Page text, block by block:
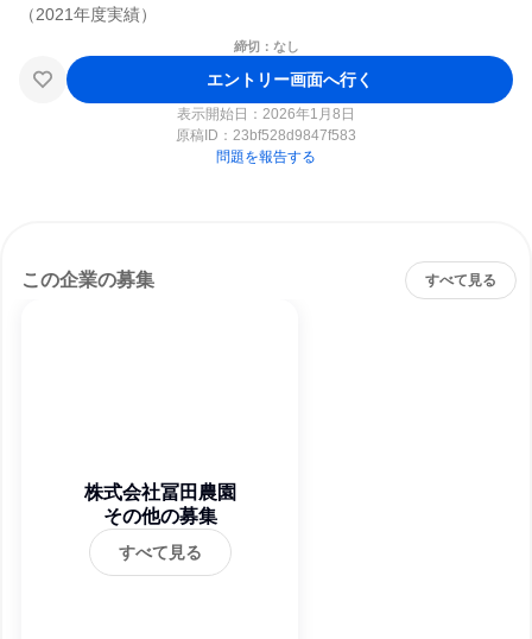
締切：なし
エントリー画面へ行く
表示開始日：2026年1月8日
原稿ID： 23bf528d9847f583
問題を報告する
この企業の募集 すべて見る
株式会社冨田農園
その他の募集
すべて見る